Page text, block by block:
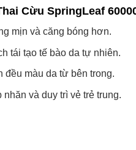
Cừu SpringLeaf
mịn và căng bóng hơn.
tái tạo tế bào da tự nhiên.
đều màu da từ bên trong.
và duy trì vẻ trẻ trung.